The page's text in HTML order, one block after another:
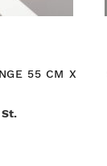
55 CM X
St.